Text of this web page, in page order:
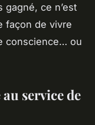
ce n’est
façon de vivre
conscience… ou
service de